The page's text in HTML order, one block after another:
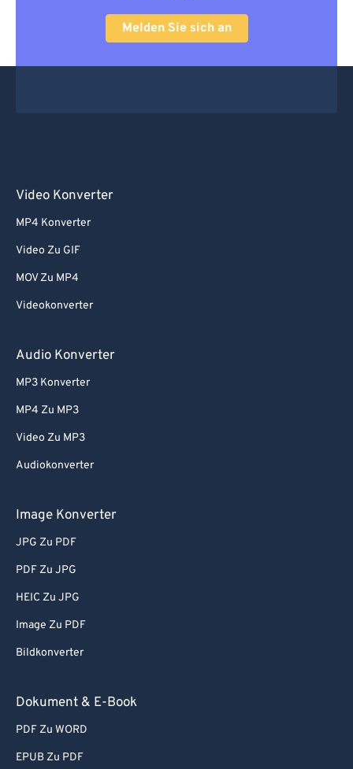
Melden Sie sich an
Video Konverter
MP4 Konverter
Video Zu GIF
MOV Zu MP4
Videokonverter
Audio Konverter
MP3 Konverter
MP4 Zu MP3
Video Zu MP3
Audiokonverter
Image Konverter
JPG Zu PDF
PDF Zu JPG
HEIC Zu JPG
Image Zu PDF
Bildkonverter
Dokument & E-Book
PDF Zu WORD
EPUB Zu PDF